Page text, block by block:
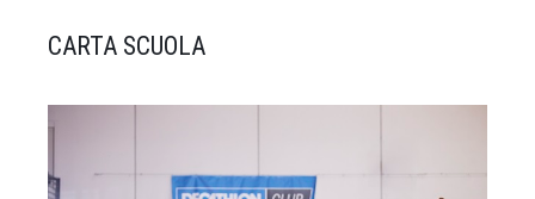
CARTA SCUOLA